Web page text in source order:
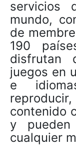
servicios
mundo,
de
190
disfrutan
juegos en
e
contenido
y
cualquier